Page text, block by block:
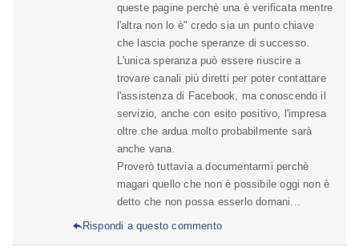
queste pagine perchè una è verificata mentre
l'altra non lo è" credo sia un punto chiave
che lascia poche speranze di successo.
L'unica speranza può essere riuscire a
trovare canali più diretti per poter contattare
l'assistenza di Facebook, ma conoscendo il
servizio, anche con esito positivo, l'impresa
oltre che ardua molto probabilmente sarà
anche vana.
Proverò tuttavia a documentarmi perchè
magari quello che non è possibile oggi non è
detto che non possa esserlo domani...
Rispondi a questo commento